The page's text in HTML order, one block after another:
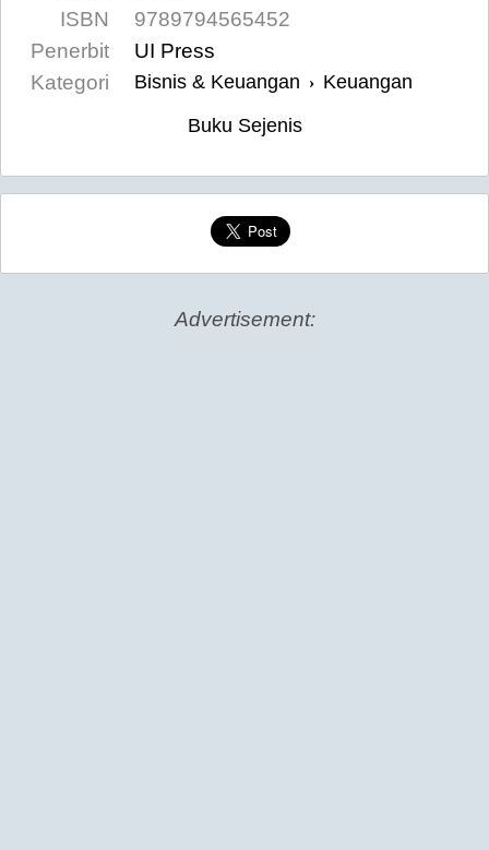
ISBN
9789794565452
Penerbit
UI Press
Kategori
Bisnis & Keuangan › Keuangan
Buku Sejenis
Advertisement: